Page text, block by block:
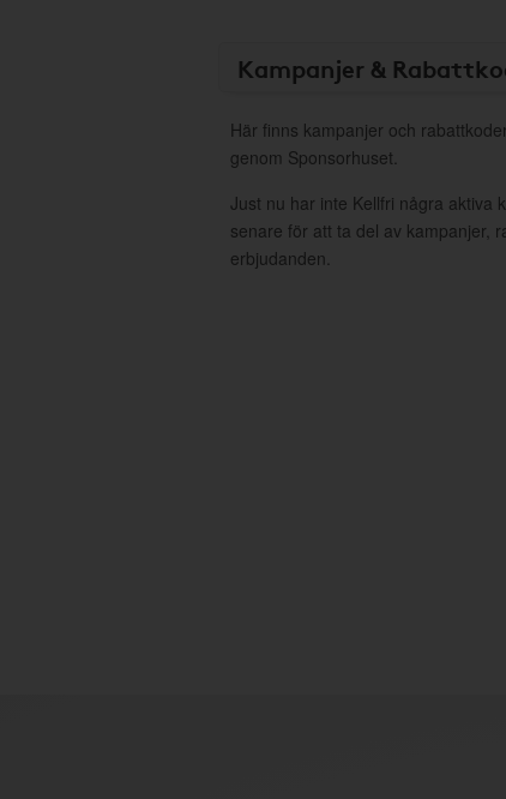
Kampanjer &
Här finns kampanjer och
genom Sponsorhuset.
Just nu har inte Kellfri några aktiva
senare för att ta del av kampanjer,
erbjudanden.